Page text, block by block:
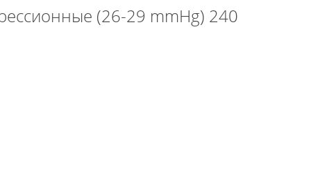
(26-29 mmHg) 240